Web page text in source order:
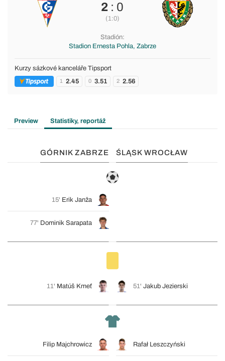
2 : 0
(1:0)
Stadión:
Stadion Ernesta Pohla, Zabrze
Kurzy sázkové kanceláře Tipsport
1 2.45 0 3.51 2 2.56
Preview Statistiky, reportáž
GÓRNIK ZABRZE ŚLĄSK WROCŁAW
15' Erik Janža
77' Dominik Sarapata
11' Matúš Kmeť 51' Jakub Jezierski
Filip Majchrowicz Rafał Leszczyński